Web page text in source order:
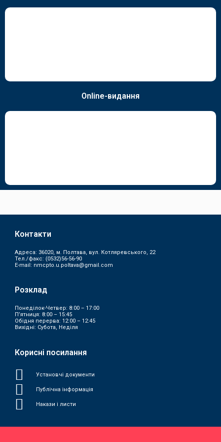
Online-видання
Контакти
Адреса: 36020, м. Полтава, вул. Котляревського, 22
Тел./факс: (0532)56-56-90
E-mail: nmcpto.u.poltava@gmail.com
Розклад
Понеділок-Четвер: 8:00 – 17:00
П’ятниця: 8:00 – 15:45
Обідня перерва: 12:00 – 12:45
Вихідні: Субота, Неділя
Корисні посилання
Установчі документи
Публічна інформація
Накази і листи